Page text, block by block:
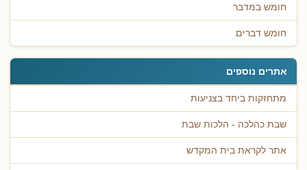
חומש במדבר
חומש דברים
אתרים נוספים
מתחזקות ביחד בצניעות
שבת כהלכה - הלכות שבת
אתר לקראת בית המקדש